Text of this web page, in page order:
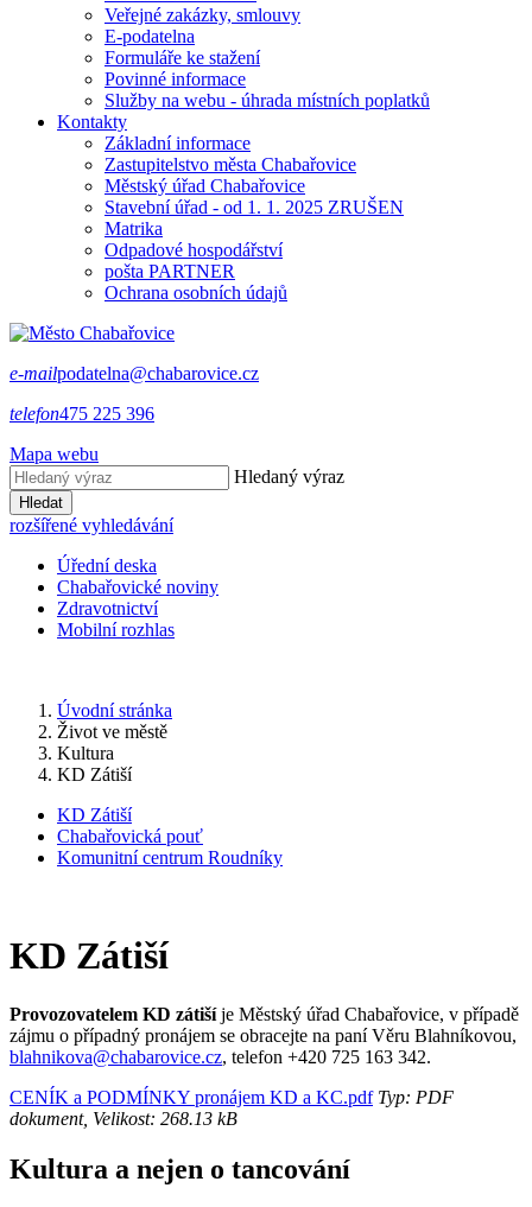
Veřejné zakázky, smlouvy
E-podatelna
Formuláře ke stažení
Povinné informace
Služby na webu - úhrada místních poplatků
Kontakty
Základní informace
Zastupitelstvo města Chabařovice
Městský úřad Chabařovice
Stavební úřad - od 1. 1. 2025 ZRUŠEN
Matrika
Odpadové hospodářství
pošta PARTNER
Ochrana osobních údajů
e-mailpodatelna@chabarovice.cz
telefon475 225 396
Mapa webu
Hledaný výraz
Hledat
rozšířené vyhledávání
Úřední deska
Chabařovické noviny
Zdravotnictví
Mobilní rozhlas
Úvodní stránka
Život ve městě
Kultura
KD Zátiší
KD Zátiší
Chabařovická pouť
Komunitní centrum Roudníky
KD Zátiší
Provozovatelem KD zátišíje Městský úřad Chabařovice, v případě
zájmu o případný pronájem se obracejte na paní Věru Blahníkovou,
blahnikova@chabarovice.cz, telefon +420 725 163 342.
CENÍK a PODMÍNKY pronájem KD a KC.pdfTyp: PDF
dokument, Velikost: 268.13 kB
Kultura a nejen o tancování